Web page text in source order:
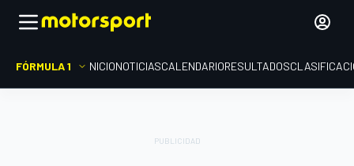
FÓRMULA 1 INICIONOTICIASCALENDARIORESULTADOS